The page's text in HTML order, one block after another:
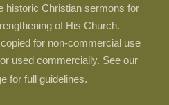
historic Christian sermons for
of His Church.
for non-commercial use
used commercially. See our
for full guidelines.